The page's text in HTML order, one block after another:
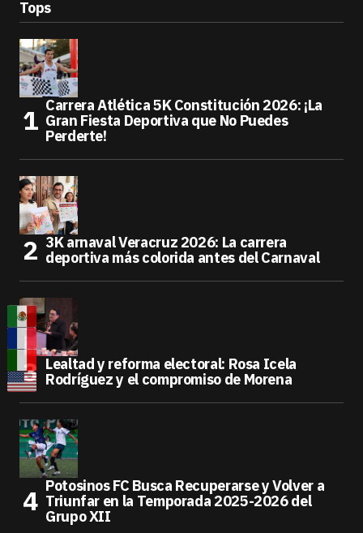
Tops
Carrera Atlética 5K Constitución 2026: ¡La
Gran Fiesta Deportiva que No Puedes
Perderte!
3K arnaval Veracruz 2026: La carrera
deportiva más colorida antes del Carnaval
Lealtad y reforma electoral: Rosa Icela
Rodríguez y el compromiso de Morena
Potosinos FC Busca Recuperarse y Volver a
Triunfar en la Temporada 2025-2026 del
Grupo XII